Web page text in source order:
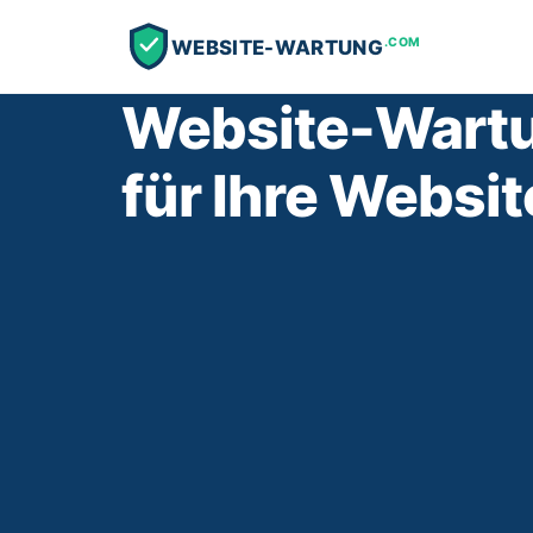
WEBSITE-WARTUNG.COM
Website-
für Ihre